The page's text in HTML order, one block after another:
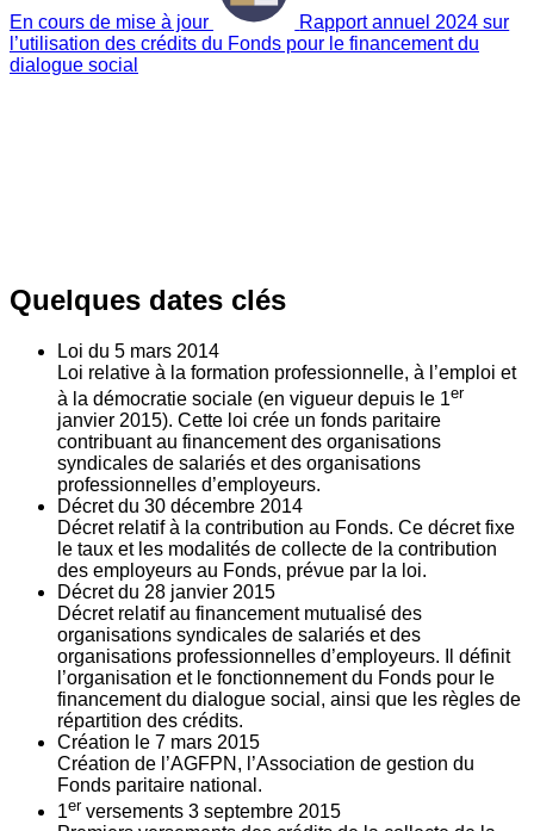
En cours de mise à jour
Rapport annuel 2024 sur
l’utilisation des crédits du Fonds pour le financement du
dialogue social
Quelques dates clés
Loi du 5 mars 2014
Loi relative à la formation professionnelle, à l’emploi et
à la démocratie sociale (en vigueur depuis le 1er
janvier 2015). Cette loi crée un fonds paritaire
contribuant au financement des organisations
syndicales de salariés et des organisations
professionnelles d’employeurs.
Décret du 30 décembre 2014
Décret relatif à la contribution au Fonds. Ce décret fixe
le taux et les modalités de collecte de la contribution
des employeurs au Fonds, prévue par la loi.
Décret du 28 janvier 2015
Décret relatif au financement mutualisé des
organisations syndicales de salariés et des
organisations professionnelles d’employeurs. Il définit
l’organisation et le fonctionnement du Fonds pour le
financement du dialogue social, ainsi que les règles de
répartition des crédits.
Création le 7 mars 2015
Création de l’AGFPN, l’Association de gestion du
Fonds paritaire national.
1er versements 3 septembre 2015